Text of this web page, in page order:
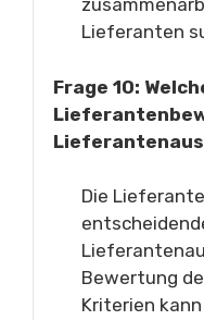
Lieferanten
Frage 10:
Die
Bewertung
Kriterien